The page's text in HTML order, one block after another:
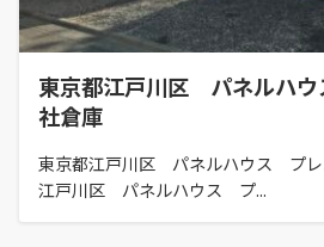
東京都江戸川区 パネルハ
社倉庫
東京都江戸川区 パネルハウス プ
江戸川区 パネルハウス プ...